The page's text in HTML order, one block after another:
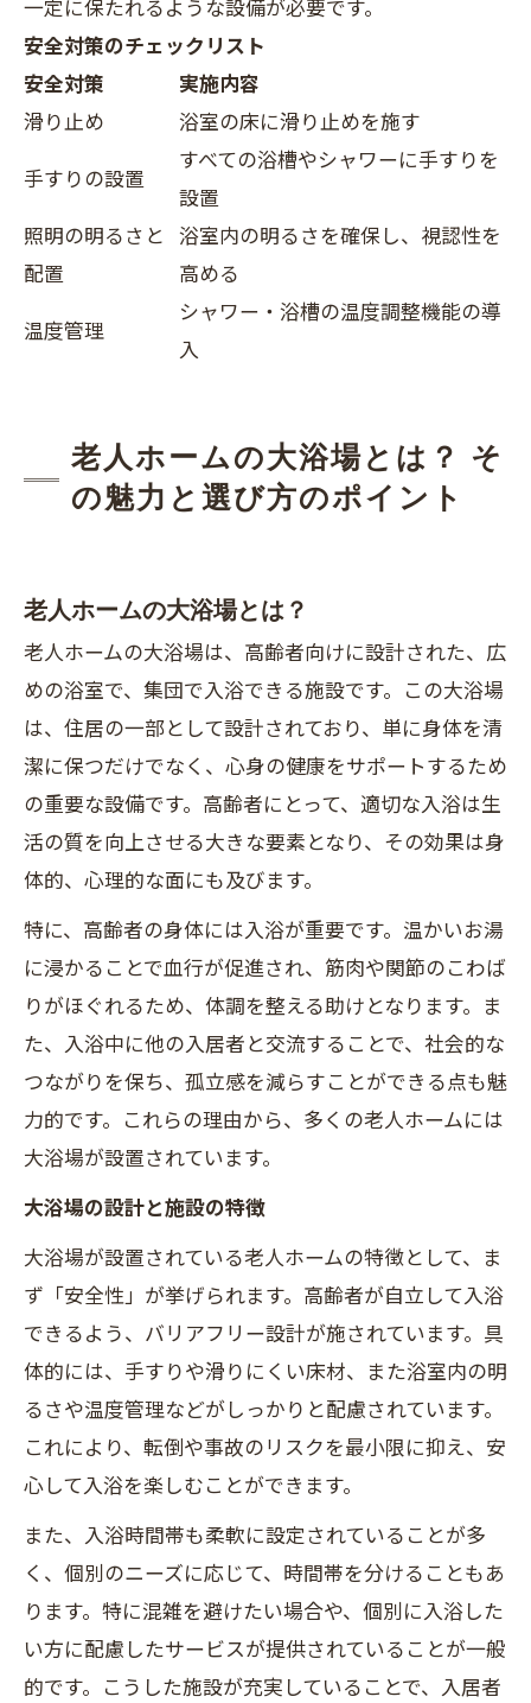
一定に保たれるような設備が必要です。
安全対策のチェックリスト
安全対策
実施内容
滑り止め
浴室の床に滑り止めを施す
手すりの設置
すべての浴槽やシャワーに手すりを
設置
照明の明るさと
配置
浴室内の明るさを確保し、視認性を
高める
温度管理
シャワー・浴槽の温度調整機能の導
入
老人ホームの大浴場とは？ そ
の魅力と選び方のポイント
老人ホームの大浴場とは？
老人ホームの大浴場は、高齢者向けに設計された、広
めの浴室で、集団で入浴できる施設です。この大浴場
は、住居の一部として設計されており、単に身体を清
潔に保つだけでなく、心身の健康をサポートするため
の重要な設備です。高齢者にとって、適切な入浴は生
活の質を向上させる大きな要素となり、その効果は身
体的、心理的な面にも及びます。
特に、高齢者の身体には入浴が重要です。温かいお湯
に浸かることで血行が促進され、筋肉や関節のこわば
りがほぐれるため、体調を整える助けとなります。ま
た、入浴中に他の入居者と交流することで、社会的な
つながりを保ち、孤立感を減らすことができる点も魅
力的です。これらの理由から、多くの老人ホームには
大浴場が設置されています。
大浴場の設計と施設の特徴
大浴場が設置されている老人ホームの特徴として、ま
ず「安全性」が挙げられます。高齢者が自立して入浴
できるよう、バリアフリー設計が施されています。具
体的には、手すりや滑りにくい床材、また浴室内の明
るさや温度管理などがしっかりと配慮されています。
これにより、転倒や事故のリスクを最小限に抑え、安
心して入浴を楽しむことができます。
また、入浴時間帯も柔軟に設定されていることが多
く、個別のニーズに応じて、時間帯を分けることもあ
ります。特に混雑を避けたい場合や、個別に入浴した
い方に配慮したサービスが提供されていることが一般
的です。こうした施設が充実していることで、入居者